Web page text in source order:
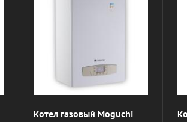
Котел газовый Moguchi